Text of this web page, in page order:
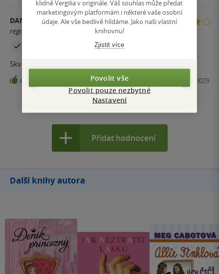
DANA
registrovaný uživatel
Skvělá oddechová kniha.
4 Kniha, BB art, 2014, 9788075070029
Přidat hodnocení
Další knihy autora
klidně Vergilia v originále. Váš souhlas může předat
marketingovým platformám i některé vaše osobní
údaje. Ale vše bedlivě hlídáme. Jako naši vlastní
knihovnu!
Zjistit více
Povolit vše
Povolit pouze nezbytné
Nastavení